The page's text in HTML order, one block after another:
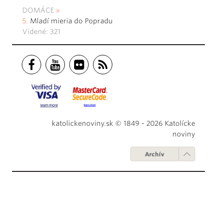
DOMÁCE
Mladí mieria do Popradu
Videné: 321
katolickenoviny.sk © 1849 - 2026 Katolícke
noviny
Archív